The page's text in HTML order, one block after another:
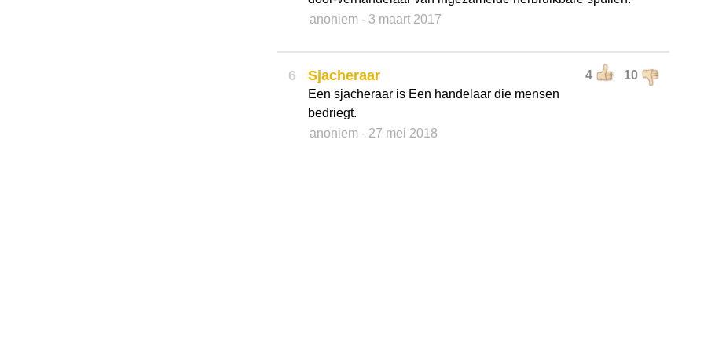
anoniem - 3 maart 2017
6 4 10
Sjacheraar
Een sjacheraar is Een handelaar die mensen
bedriegt.
anoniem - 27 mei 2018